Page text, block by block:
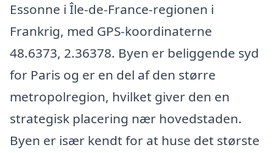
Essonne i Île-de-France-regionen i
Frankrig, med GPS-koordinaterne
48.6373, 2.36378. Byen er beliggende syd
for Paris og er en del af den større
metropolregion, hvilket giver den en
strategisk placering nær hovedstaden.
Byen er især kendt for at huse det største